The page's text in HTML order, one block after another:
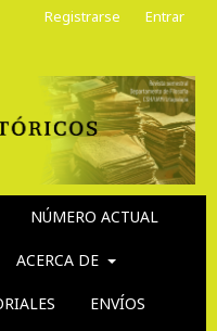
NÚMERO ACTUAL
ACERCA DE
ENVÍOS
Registrarse Entrar